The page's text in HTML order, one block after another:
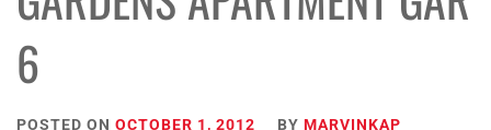
6
POSTED ON OCTOBER 1, 2012 BY MARVINKAP